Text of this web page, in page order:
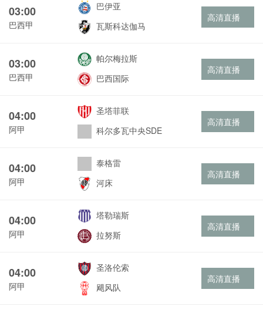
03:00
巴西甲
巴伊亚
瓦斯科达伽马
高清直播
03:00
巴西甲
帕尔梅拉斯
巴西国际
高清直播
04:00
阿甲
圣塔菲联
科尔多瓦中央SDE
高清直播
04:00
阿甲
泰格雷
河床
高清直播
04:00
阿甲
塔勒瑞斯
拉努斯
高清直播
04:00
阿甲
圣洛伦索
飓风队
高清直播